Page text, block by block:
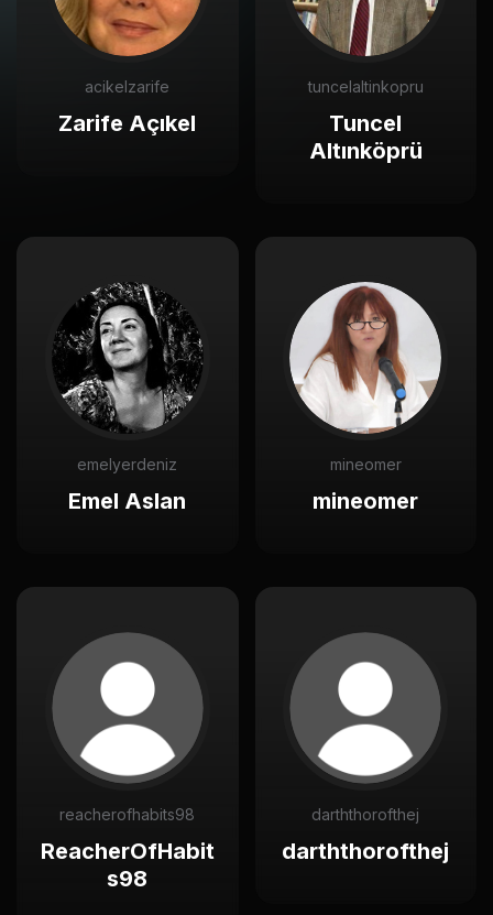
acikelzarife
Zarife Açıkel
tuncelaltinkopru
Tuncel
Altınköprü
emelyerdeniz
Emel Aslan
mineomer
mineomer
reacherofhabits98
ReacherOfHabit
s98
darththorofthej
darththorofthej